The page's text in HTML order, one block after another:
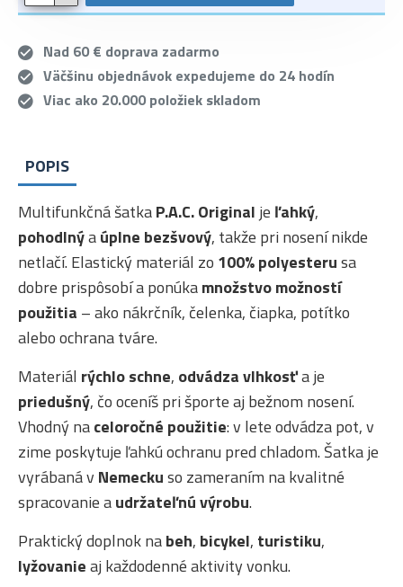
Nad 60 € doprava zadarmo
Väčšinu objednávok expedujeme do 24 hodín
Viac ako 20.000 položiek skladom
POPIS
Multifunkčná šatkaP.A.C. Original je ľahký,
pohodlnýaúplne bezšvový, takže pri nosení nikde
netlačí. Elastický materiál zo 100% polyesterusa
dobre prispôsobí a ponúkamnožstvo možností
použitia – ako nákrčník, čelenka, čiapka, potítko
alebo ochrana tváre.
Materiál rýchlo schne, odvádza vlhkosťa je
priedušný, čo oceníš pri športe aj bežnom nosení.
Vhodný naceloročné použitie: v lete odvádza pot, v
zime poskytuje ľahkú ochranu pred chladom. Šatka je
vyrábaná v Nemeckuso zameraním na kvalitné
spracovanie audržateľnú výrobu.
Praktický doplnok nabeh, bicykel, turistiku,
lyžovanieaj každodenné aktivity vonku.